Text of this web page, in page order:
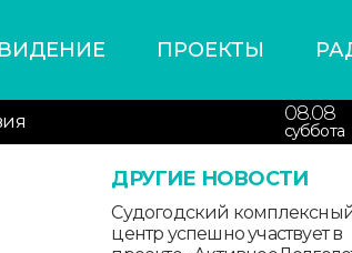
ПРОЕКТЫ
08.08
суббота
ДРУГИЕ НОВОСТИ
Судогодский
центр успешно участвует в